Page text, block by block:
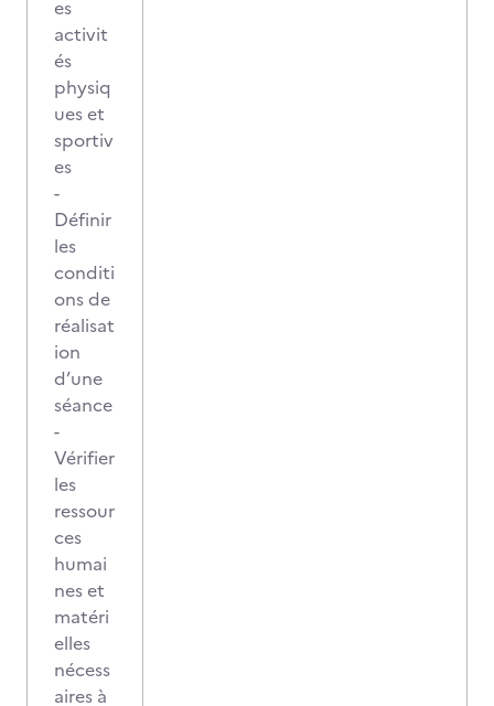
es
activit
és
physiq
ues et
sportiv
es
-
Définir
les
conditi
ons de
réalisat
ion
d’une
séance
-
Vérifier
les
ressour
ces
humai
nes et
matéri
elles
nécess
aires à